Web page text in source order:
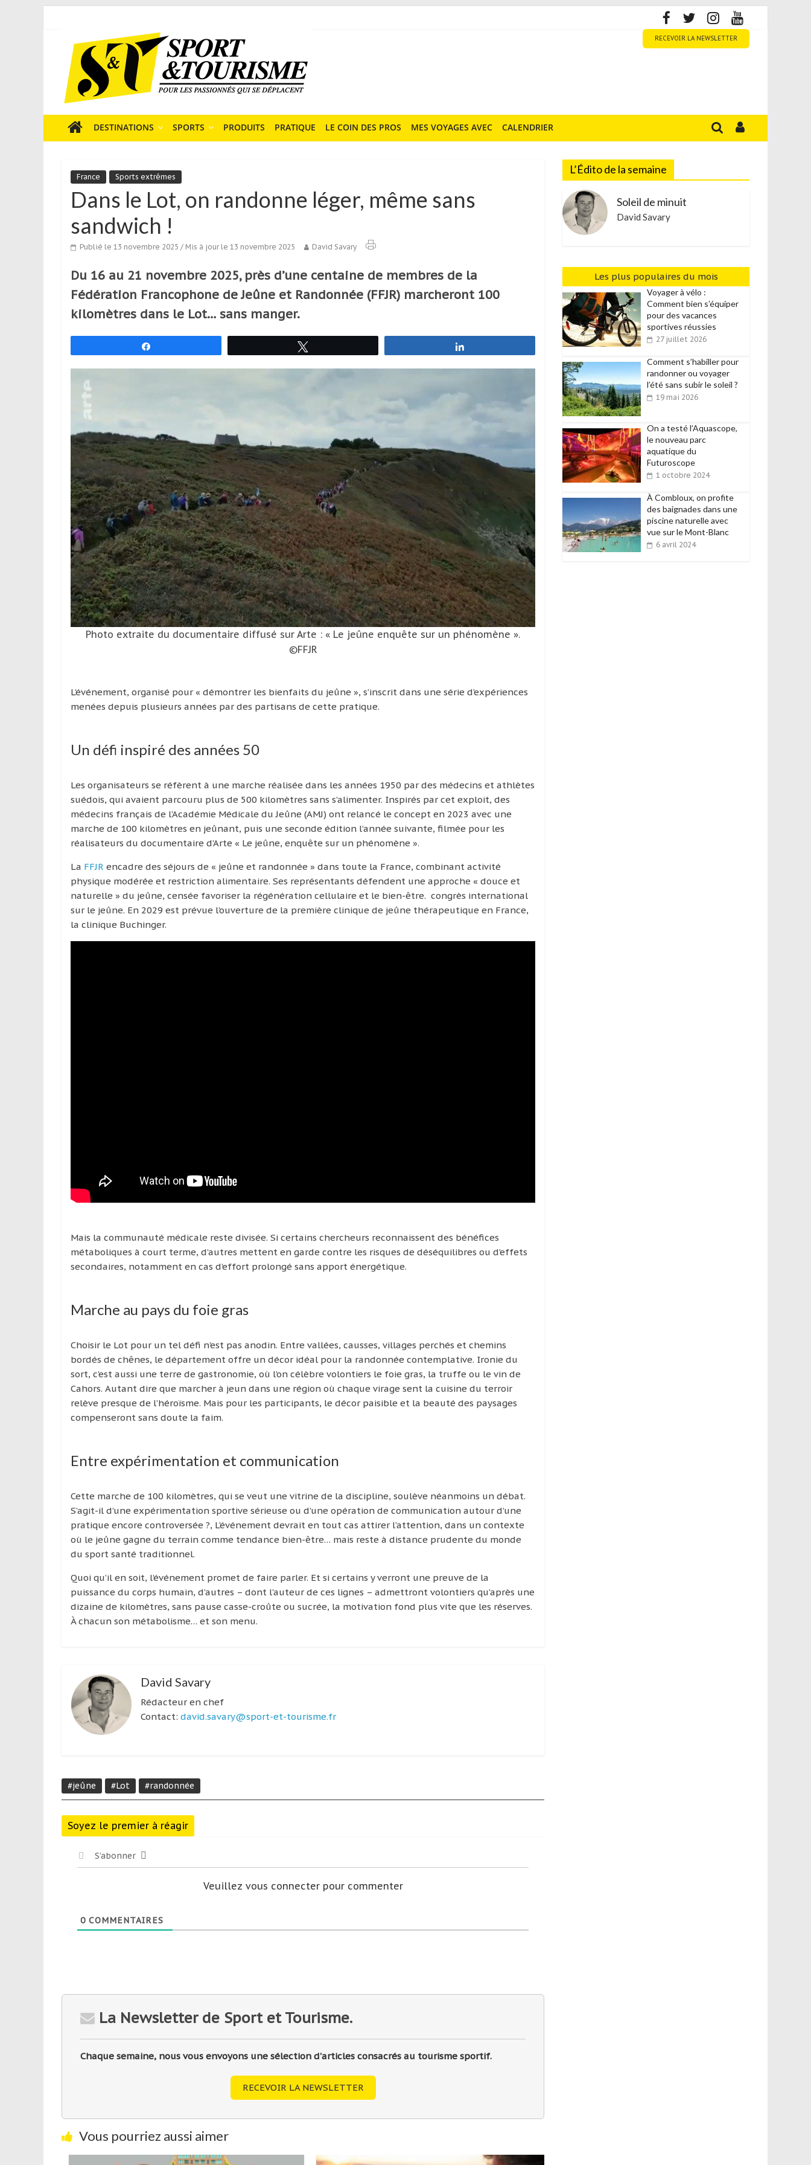
content
Tourisme
est
un
média
sur
sportif
qui
s’adresse
aux
ponctuels
ou
réguliers,
pratiquants,
passionnés
simples
spectateurs
de
sport,
France
l’étranger
pour
assouvir
leur
passion,
tout
en
profitant
de
pays
RECEVOIR LA NEWSLETTER
DESTINATIONS SPORTS PRODUITS PRATIQUE LE COIN DES PROS MES VOYAGES AVEC CALENDRIER
France Sports extrêmes
Dans le Lot, on randonne léger, même sans
sandwich !
Publié le 13 novembre 2025 / Mis à jour le 13 novembre 2025 David Savary
Du 16 au 21 novembre 2025, près d’une centaine de membres de la
Fédération Francophone de Jeûne et Randonnée (FFJR) marcheront 100
kilomètres dans le Lot… sans manger.
Photo extraite du documentaire diffusé sur Arte : « Le jeûne enquête sur un phénomène ».
©FFJR
L’événement, organisé pour « démontrer les bienfaits du jeûne », s’inscrit dans une série d’expériences
menées depuis plusieurs années par des partisans de cette pratique.
Un défi inspiré des années 50
Les organisateurs se réfèrent à une marche réalisée dans les années 1950 par des médecins et athlètes
suédois, qui avaient parcouru plus de 500 kilomètres sans s’alimenter. Inspirés par cet exploit, des
médecins français de l’Académie Médicale du Jeûne (AMJ) ont relancé le concept en 2023 avec une
marche de 100 kilomètres en jeûnant, puis une seconde édition l’année suivante, filmée pour les
réalisateurs du documentaire d’Arte « Le jeûne, enquête sur un phénomène ».
La FFJR encadre des séjours de « jeûne et randonnée » dans toute la France, combinant activité
physique modérée et restriction alimentaire. Ses représentants défendent une approche « douce et
naturelle » du jeûne, censée favoriser la régénération cellulaire et le bien-être. congrès international
sur le jeûne. En 2029 est prévue l’ouverture de la première clinique de jeûne thérapeutique en France,
la clinique Buchinger.
Mais la communauté médicale reste divisée. Si certains chercheurs reconnaissent des bénéfices
métaboliques à court terme, d’autres mettent en garde contre les risques de déséquilibres ou d’effets
secondaires, notamment en cas d’effort prolongé sans apport énergétique.
Marche au pays du foie gras
Choisir le Lot pour un tel défi n’est pas anodin. Entre vallées, causses, villages perchés et chemins
bordés de chênes, le département offre un décor idéal pour la randonnée contemplative. Ironie du
sort, c’est aussi une terre de gastronomie, où l’on célèbre volontiers le foie gras, la truffe ou le vin de
Cahors. Autant dire que marcher à jeun dans une région où chaque virage sent la cuisine du terroir
relève presque de l’héroïsme. Mais pour les participants, le décor paisible et la beauté des paysages
compenseront sans doute la faim.
Entre expérimentation et communication
Cette marche de 100 kilomètres, qui se veut une vitrine de la discipline, soulève néanmoins un débat.
S’agit-il d’une expérimentation sportive sérieuse ou d’une opération de communication autour d’une
pratique encore controversée ?, L’événement devrait en tout cas attirer l’attention, dans un contexte
où le jeûne gagne du terrain comme tendance bien-être… mais reste à distance prudente du monde
du sport santé traditionnel.
Quoi qu’il en soit, l’événement promet de faire parler. Et si certains y verront une preuve de la
puissance du corps humain, d’autres – dont l’auteur de ces lignes – admettront volontiers qu’après une
dizaine de kilomètres, sans pause casse-croûte ou sucrée, la motivation fond plus vite que les réserves.
À chacun son métabolisme… et son menu.
David Savary
Rédacteur en chef
Contact:david.savary@sport-et-tourisme.fr
#jeûne #Lot #randonnée
Soyez le premier à réagir
S’abonner
Veuillez vous connecter pour commenter
0 COMMENTAIRES
La Newsletter de Sport et Tourisme.
Chaque semaine, nous vous envoyons une sélection d'articles consacrés au tourisme sportif.
RECEVOIR LA NEWSLETTER
Vous pourriez aussi aimer
L’Édito de la semaine
Soleil de minuit
David Savary
Les plus populaires du mois
Voyager à vélo :
Comment bien s’équiper
pour des vacances
sportives réussies
27 juillet 2026
Comment s’habiller pour
randonner ou voyager
l’été sans subir le soleil ?
19 mai 2026
On a testé l’Aquascope,
le nouveau parc
aquatique du
Futuroscope
1 octobre 2024
À Combloux, on profite
des baignades dans une
piscine naturelle avec
vue sur le Mont-Blanc
6 avril 2024